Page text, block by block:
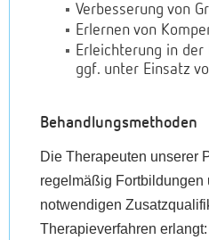
Verbesserung von
Erlernen von
Erleichterung in der
ggf. unter Einsatz
Behandlungsmethoden
Die Therapeuten unserer
regelmäßig Fortbildungen
notwendigen
Therapieverfahren erlangt: